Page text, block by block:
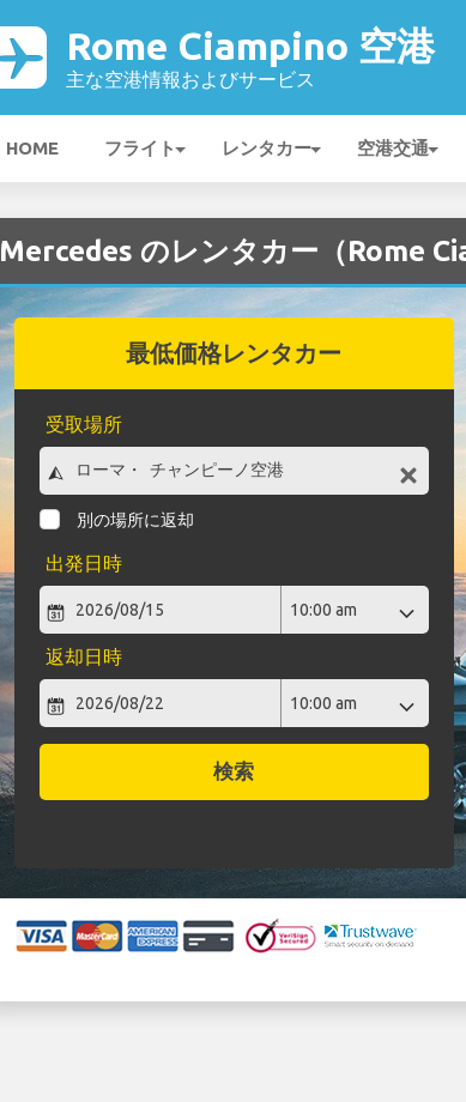
Rome Ciampino 空港
主な空港情報およびサービス
HOME フライト レンタカー 空港交通
Mercedes のレンタカー（Rome
最低価格レンタカー
受取場所
別の場所に返却
出発日時
返却日時
検索